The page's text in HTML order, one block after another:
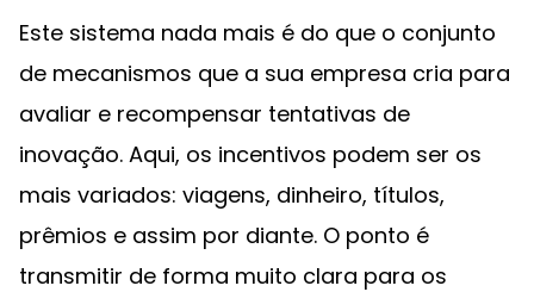
Este sistema nada mais é do que o conjunto
de mecanismos que a sua empresa cria para
avaliar e recompensar tentativas de
inovação. Aqui, os incentivos podem ser os
mais variados: viagens, dinheiro, títulos,
prêmios e assim por diante. O ponto é
transmitir de forma muito clara para os